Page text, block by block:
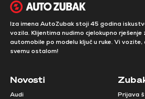
Iza imena AutoZubak stoji 45 godina
vozila. Klijentima nudimo cjelokupno rješenje
automobile po modelu ključ u ruke. Vi vozite,
svemu ostalom!
Novosti
Audi
Prijava